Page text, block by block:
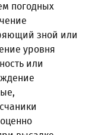
погодных
зной или
уровня
или